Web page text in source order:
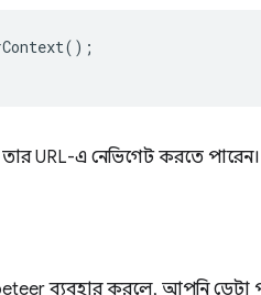
();
URL-এ নেভিগেট করতে পারেন।
ব্যবহার করলে, আপনি ডেটা